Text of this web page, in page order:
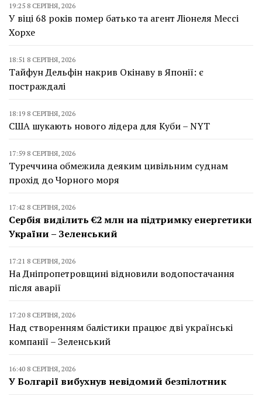
19:25 8 СЕРПНЯ, 2026
У віці 68 років помер батько та агент Ліонеля Мессі
Хорхе
18:51 8 СЕРПНЯ, 2026
Тайфун Дельфін накрив Окінаву в Японії: є
постраждалі
18:19 8 СЕРПНЯ, 2026
США шукають нового лідера для Куби – NYT
17:59 8 СЕРПНЯ, 2026
Туреччина обмежила деяким цивільним суднам
прохід до Чорного моря
17:42 8 СЕРПНЯ, 2026
Сербія виділить €2 млн на підтримку енергетики
України – Зеленський
17:21 8 СЕРПНЯ, 2026
На Дніпропетровщині відновили водопостачання
після аварії
17:20 8 СЕРПНЯ, 2026
Над створенням балістики працює дві українські
компанії – Зеленський
16:40 8 СЕРПНЯ, 2026
У Болгарії вибухнув невідомий безпілотник